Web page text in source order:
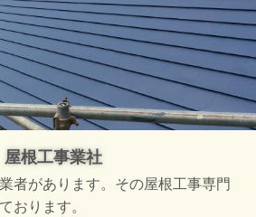
屋根工事業社
者があります。その屋根工事専門
おります。